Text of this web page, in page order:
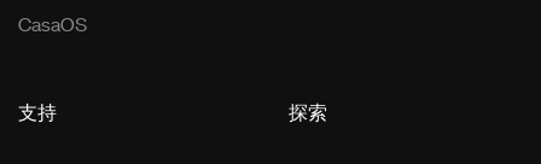
CasaOS
支持 探索